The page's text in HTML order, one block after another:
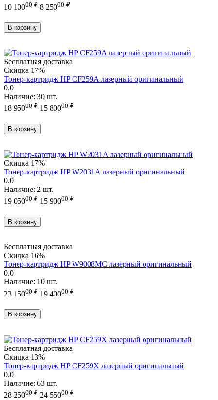
10 10000 ₽ 8 25000 ₽
В корзину
Бесплатная доставка
Скидка 17%
Тонер-картридж HP CF259A лазерный оригинальный
0.0
Наличие: 30 шт.
18 95000 ₽ 15 80000 ₽
В корзину
Скидка 17%
Тонер-картридж HP W2031A лазерный оригинальный
0.0
Наличие: 2 шт.
19 05000 ₽ 15 90000 ₽
В корзину
Бесплатная доставка
Скидка 16%
Тонер-картридж HP W9008MC лазерный оригинальный
0.0
Наличие: 10 шт.
23 15000 ₽ 19 40000 ₽
В корзину
Бесплатная доставка
Скидка 13%
Тонер-картридж HP CF259X лазерный оригинальный
0.0
Наличие: 63 шт.
28 25000 ₽ 24 55000 ₽